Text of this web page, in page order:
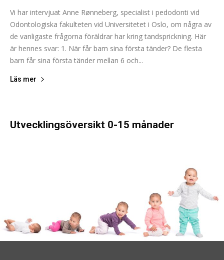
Vi har intervjuat Anne Rønneberg, specialist i pedodonti vid
Odontologiska fakulteten vid Universitetet i Oslo, om några av
de vanligaste frågorna föräldrar har kring tandsprickning. Här
är hennes svar: 1. När får barn sina första tänder? De flesta
barn får sina första tänder mellan 6 och...
Läs mer
Utvecklingsöversikt 0-15 månader